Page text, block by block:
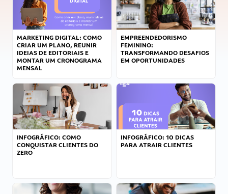
MARKETING DIGITAL: COMO
CRIAR UM PLANO, REUNIR
IDEIAS DE EDITORIAIS E
MONTAR UM CRONOGRAMA
MENSAL
EMPREENDEDORISMO
FEMININO:
TRANSFORMANDO DESAFIOS
EM OPORTUNIDADES
INFOGRÁFICO: COMO
CONQUISTAR CLIENTES DO
ZERO
INFOGRÁFICO: 10 DICAS
PARA ATRAIR CLIENTES